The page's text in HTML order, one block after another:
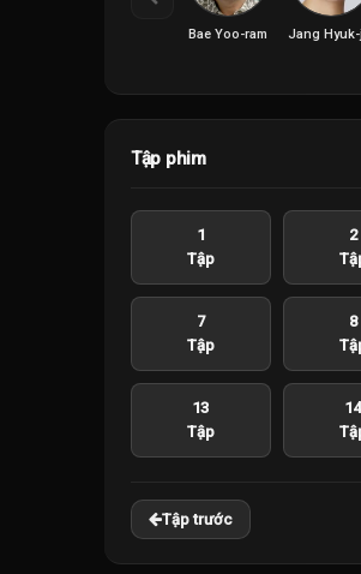
Bae Yoo-ram Jang
Tập phim
1
Tập
2
7
Tập
8
13
Tập
14
Tập trước